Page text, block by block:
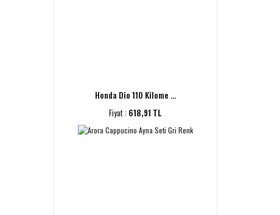
Honda Dio 110 Kilome ...
Fiyat : 618,91 TL